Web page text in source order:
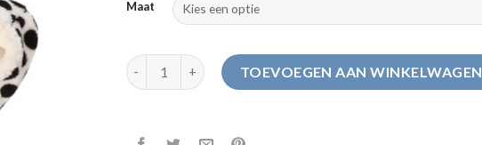
Maat
vrouwen sloffen aantalTOEVOEGEN AAN WINKELWAGEN